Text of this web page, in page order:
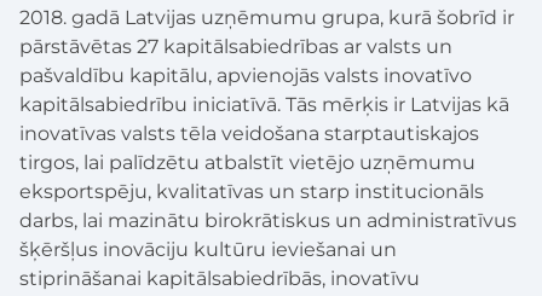
2018. gadā Latvijas uzņēmumu grupa, kurā šobrīd ir
pārstāvētas 27 kapitālsabiedrības ar valsts un
pašvaldību kapitālu, apvienojās valsts inovatīvo
kapitālsabiedrību iniciatīvā. Tās mērķis ir Latvijas kā
inovatīvas valsts tēla veidošana starptautiskajos
tirgos, lai palīdzētu atbalstīt vietējo uzņēmumu
eksportspēju, kvalitatīvas un starp institucionāls
darbs, lai mazinātu birokrātiskus un administratīvus
šķēršļus inovāciju kultūru ieviešanai un
stiprināšanai kapitālsabiedrībās, inovatīvu